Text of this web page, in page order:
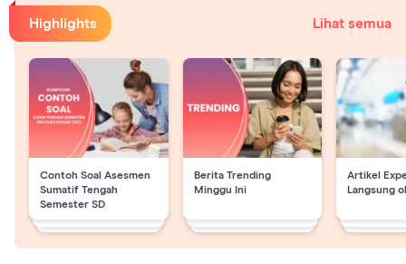
Highlights Lihat semua
Contoh Soal Asesmen
Sumatif Tengah
Semester SD
Berita Trending
Minggu Ini
Artikel
Langsung